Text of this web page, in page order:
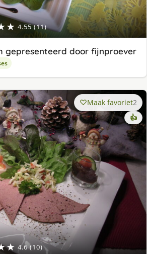
4.55 (11)
gepresenteerd door fijnproever
4.6 (10)
Maak favoriet2
👍